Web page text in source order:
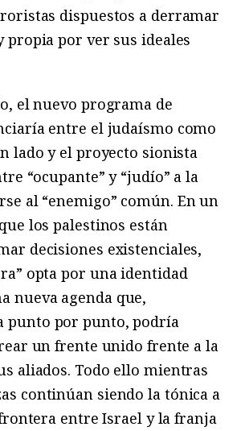
dispuestos a derramar
propia por ver sus ideales
el nuevo programa de
entre el judaísmo como
lado y el proyecto sionista
“ocupante” y “judío” a la
al “enemigo” común. En un
los palestinos están
decisiones existenciales,
opta por una identidad
nueva agenda que,
punto por punto, podría
un frente unido frente a la
aliados. Todo ello mientras
continúan siendo la tónica a
entre Israel y la franja